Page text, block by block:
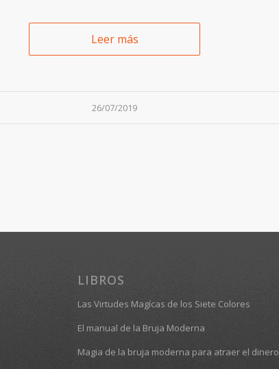
Leer más
26/07/2019
LIBROS
Las Virtudes Magícas de los Siete Colores
El manual de la Bruja Moderna
Magia de la bruja moderna para atraer el dinero